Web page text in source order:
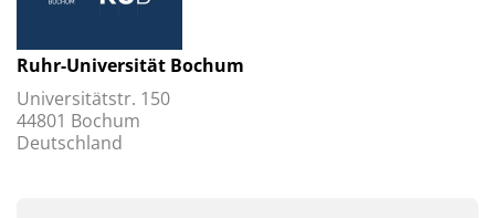
Ruhr-Universität Bochum
Universitätstr. 150
44801 Bochum
Deutschland